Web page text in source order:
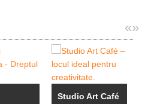
«»
Studio Art Café